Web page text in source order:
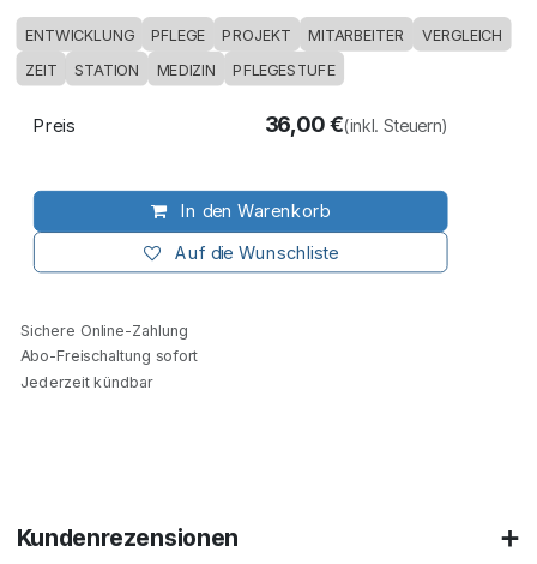
ENTWICKLUNG PFLEGE PROJEKT MITARBEITER VERGLEICH
ZEIT STATION MEDIZIN PFLEGESTUFE
In den Warenkorb
Auf die Wunschliste
Preis 36,00€(inkl. Steuern)
Sichere Online-Zahlung
Abo-Freischaltung sofort
Jederzeit kündbar
Kundenrezensionen